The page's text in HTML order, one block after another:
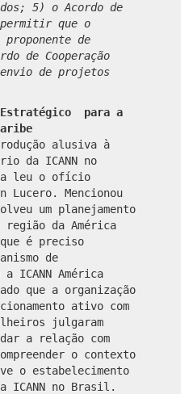
5) o Acordo de
permitir que o
de
de Cooperação
de projetos
Estratégico para a
alusiva à
da ICANN no
leu o ofício
Lucero. Mencionou
um planejamento
da América
é preciso
de
ICANN América
que a organização
ativo com
julgaram
a relação com
o contexto
o estabelecimento
ICANN no Brasil.